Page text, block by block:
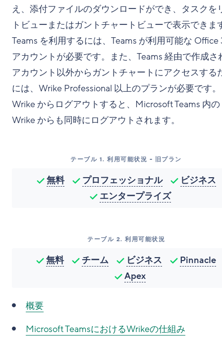
え、添付ファイルのダウンロードができ、タスクを
トビューまたはガントチャートビューで表示できま
Teams を利用するには、Teams が利用可能な Office
アカウントが必要です。また、Teams 経由で作成さ
アカウント以外からガントチャートにアクセスする
には、Wrike Professional 以上のプランが必要です。
Wrike からログアウトすると、Microsoft Teams 内の
Wrike からも同時にログアウトされます。
テーブル 1. 利用可能状況 - 旧プラン
無料 プロフェッショナル
ビジネス
エンタープライズ
テーブル 2. 利用可能状況
無料 チーム ビジネス
Pinnacle
Apex
概要
Microsoft TeamsにおけるWrikeの仕組み